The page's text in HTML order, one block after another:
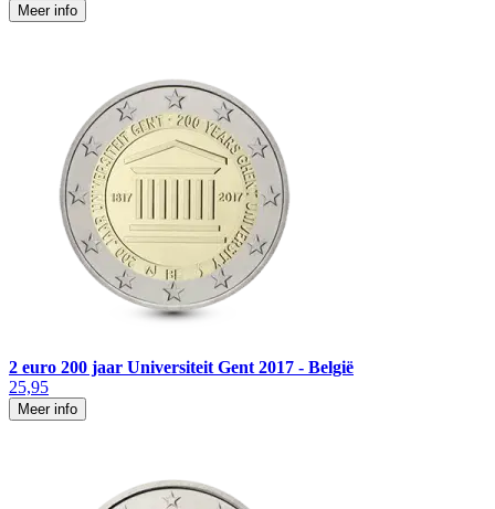
Meer info
2 euro 200 jaar Universiteit Gent 2017 - België
25,95
Meer info